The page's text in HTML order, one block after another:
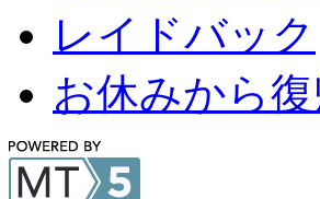
レイドバック
お休みから